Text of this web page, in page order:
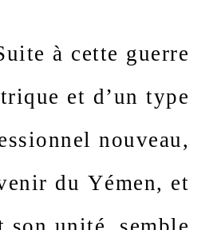
à cette guerre
et d’un type
nouveau,
du Yémen, et